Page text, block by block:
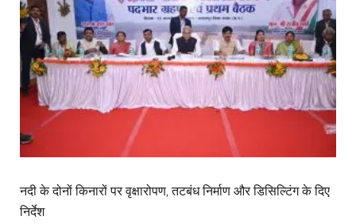
नदी के दोनों किनारों पर वृक्षारोपण, तटबंध निर्माण और डिसिल्टिंग के दिए
निर्देश